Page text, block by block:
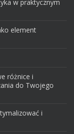
w praktycznym
element
różnice i
do Twojego
i